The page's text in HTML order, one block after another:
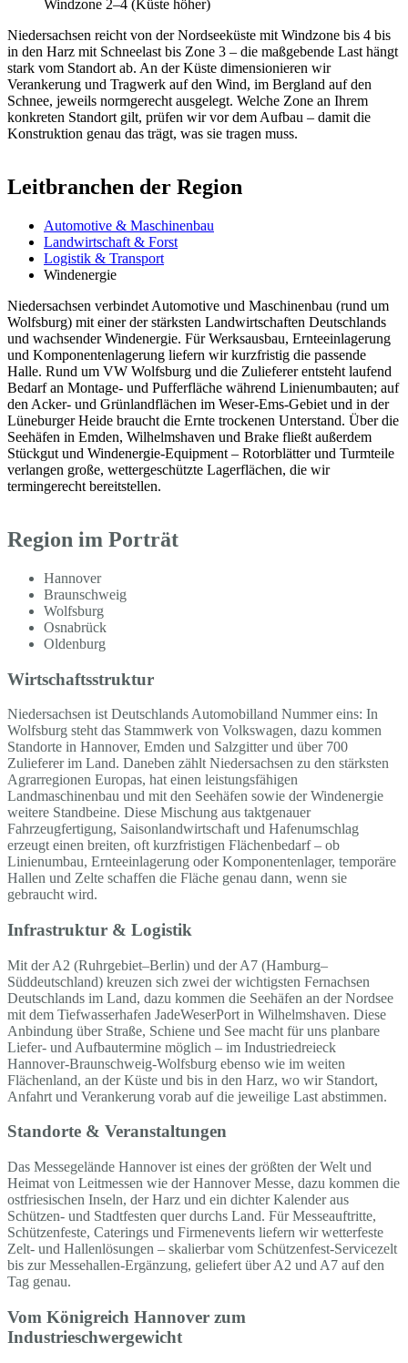
Windzone 2–4 (Küste höher)
Niedersachsen reicht von der Nordseeküste mit Windzone bis 4 bis
in den Harz mit Schneelast bis Zone 3 – die maßgebende Last hängt
stark vom Standort ab. An der Küste dimensionieren wir
Verankerung und Tragwerk auf den Wind, im Bergland auf den
Schnee, jeweils normgerecht ausgelegt. Welche Zone an Ihrem
konkreten Standort gilt, prüfen wir vor dem Aufbau – damit die
Konstruktion genau das trägt, was sie tragen muss.
Leitbranchen der Region
Automotive & Maschinenbau
Landwirtschaft & Forst
Logistik & Transport
Windenergie
Niedersachsen verbindet Automotive und Maschinenbau (rund um
Wolfsburg) mit einer der stärksten Landwirtschaften Deutschlands
und wachsender Windenergie. Für Werksausbau, Ernteeinlagerung
und Komponentenlagerung liefern wir kurzfristig die passende
Halle. Rund um VW Wolfsburg und die Zulieferer entsteht laufend
Bedarf an Montage- und Pufferfläche während Linienumbauten; auf
den Acker- und Grünlandflächen im Weser-Ems-Gebiet und in der
Lüneburger Heide braucht die Ernte trockenen Unterstand. Über die
Seehäfen in Emden, Wilhelmshaven und Brake fließt außerdem
Stückgut und Windenergie-Equipment – Rotorblätter und Turmteile
verlangen große, wettergeschützte Lagerflächen, die wir
termingerecht bereitstellen.
Region im Porträt
Hannover
Braunschweig
Wolfsburg
Osnabrück
Oldenburg
Wirtschaftsstruktur
Niedersachsen ist Deutschlands Automobilland Nummer eins: In
Wolfsburg steht das Stammwerk von Volkswagen, dazu kommen
Standorte in Hannover, Emden und Salzgitter und über 700
Zulieferer im Land. Daneben zählt Niedersachsen zu den stärksten
Agrarregionen Europas, hat einen leistungsfähigen
Landmaschinenbau und mit den Seehäfen sowie der Windenergie
weitere Standbeine. Diese Mischung aus taktgenauer
Fahrzeugfertigung, Saisonlandwirtschaft und Hafenumschlag
erzeugt einen breiten, oft kurzfristigen Flächenbedarf – ob
Linienumbau, Ernteeinlagerung oder Komponentenlager, temporäre
Hallen und Zelte schaffen die Fläche genau dann, wenn sie
gebraucht wird.
Infrastruktur & Logistik
Mit der A2 (Ruhrgebiet–Berlin) und der A7 (Hamburg–
Süddeutschland) kreuzen sich zwei der wichtigsten Fernachsen
Deutschlands im Land, dazu kommen die Seehäfen an der Nordsee
mit dem Tiefwasserhafen JadeWeserPort in Wilhelmshaven. Diese
Anbindung über Straße, Schiene und See macht für uns planbare
Liefer- und Aufbautermine möglich – im Industriedreieck
Hannover-Braunschweig-Wolfsburg ebenso wie im weiten
Flächenland, an der Küste und bis in den Harz, wo wir Standort,
Anfahrt und Verankerung vorab auf die jeweilige Last abstimmen.
Standorte & Veranstaltungen
Das Messegelände Hannover ist eines der größten der Welt und
Heimat von Leitmessen wie der Hannover Messe, dazu kommen die
ostfriesischen Inseln, der Harz und ein dichter Kalender aus
Schützen- und Stadtfesten quer durchs Land. Für Messeauftritte,
Schützenfeste, Caterings und Firmenevents liefern wir wetterfeste
Zelt- und Hallenlösungen – skalierbar vom Schützenfest-Servicezelt
bis zur Messehallen-Ergänzung, geliefert über A2 und A7 auf den
Tag genau.
Vom Königreich Hannover zum
Industrieschwergewicht